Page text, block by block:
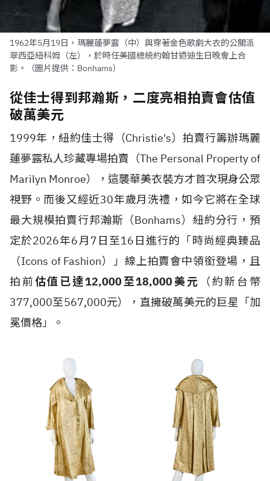
1962年5月19日，瑪麗蓮夢露（中）與穿著金色歌劇大衣的公關派
翠西亞紐科姆（左），於時任美國總統約翰甘迺迪生日晚會上合
影。（圖片提供：Bonhams）
從佳士得到邦瀚斯，二度亮相拍賣會估值
破萬美元
1999年，紐約佳士得（Christie's）拍賣行籌辦瑪麗
蓮夢露私人珍藏專場拍賣（The Personal Property of
Marilyn Monroe），這襲華美衣裝方才首次現身公眾
視野。而後又經近30年歲月洗禮，如今它將在全球
最大規模拍賣行邦瀚斯（Bonhams）紐約分行，預
定於2026年6月7日至16日進行的「時尚經典臻品
（Icons of Fashion）」線上拍賣會中領銜登場，且
拍前估值已達12,000至18,000美元
（約新台幣
377,000至567,000元），直擁破萬美元的巨星「加
冕價格」。